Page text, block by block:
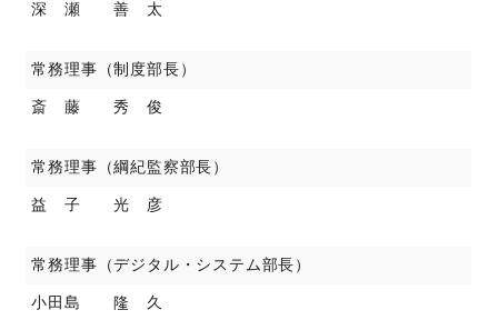
深 瀬 善 太
常務理事（制度部長）
斎 藤 秀 俊
常務理事（綱紀監察部長）
益 子 光 彦
常務理事（デジタル・システム部長）
小田島 隆 久